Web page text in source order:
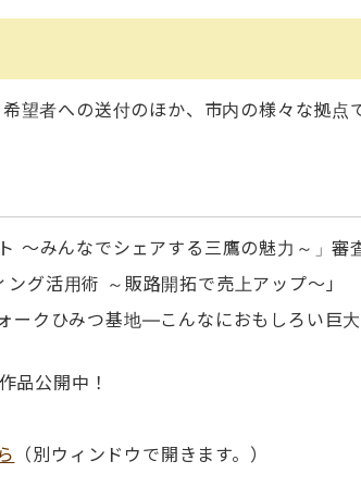
望者への送付のほか、市内の様々な拠点
～みんなでシェアする三鷹の魅力～」審
グ活用術 ～販路開拓で売上アップ～」
ークひみつ基地―こんなにおもしろい巨
品公開中！
（別ウィンドウで開きます。）